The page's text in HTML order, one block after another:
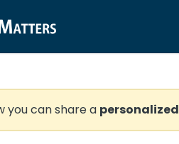
you can share a personalized